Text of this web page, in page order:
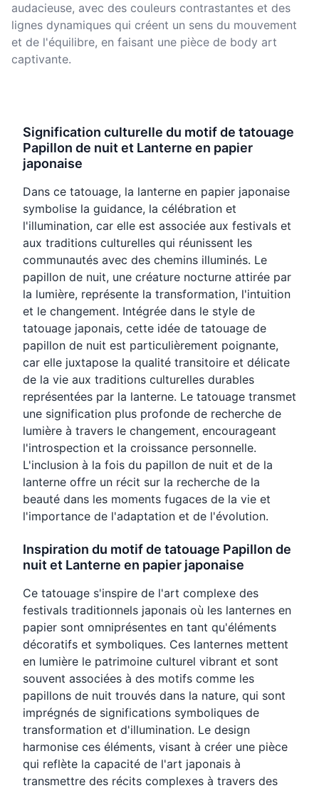
audacieuse, avec des couleurs contrastantes et des
lignes dynamiques qui créent un sens du mouvement
et de l'équilibre, en faisant une pièce de body art
captivante.
Signification culturelle du motif de tatouage
Papillon de nuit et Lanterne en papier
japonaise
Dans ce tatouage, la lanterne en papier japonaise
symbolise la guidance, la célébration et
l'illumination, car elle est associée aux festivals et
aux traditions culturelles qui réunissent les
communautés avec des chemins illuminés. Le
papillon de nuit, une créature nocturne attirée par
la lumière, représente la transformation, l'intuition
et le changement. Intégrée dans le style de
tatouage japonais, cette idée de tatouage de
papillon de nuit est particulièrement poignante,
car elle juxtapose la qualité transitoire et délicate
de la vie aux traditions culturelles durables
représentées par la lanterne. Le tatouage transmet
une signification plus profonde de recherche de
lumière à travers le changement, encourageant
l'introspection et la croissance personnelle.
L'inclusion à la fois du papillon de nuit et de la
lanterne offre un récit sur la recherche de la
beauté dans les moments fugaces de la vie et
l'importance de l'adaptation et de l'évolution.
Inspiration du motif de tatouage Papillon de
nuit et Lanterne en papier japonaise
Ce tatouage s'inspire de l'art complexe des
festivals traditionnels japonais où les lanternes en
papier sont omniprésentes en tant qu'éléments
décoratifs et symboliques. Ces lanternes mettent
en lumière le patrimoine culturel vibrant et sont
souvent associées à des motifs comme les
papillons de nuit trouvés dans la nature, qui sont
imprégnés de significations symboliques de
transformation et d'illumination. Le design
harmonise ces éléments, visant à créer une pièce
qui reflète la capacité de l'art japonais à
transmettre des récits complexes à travers des